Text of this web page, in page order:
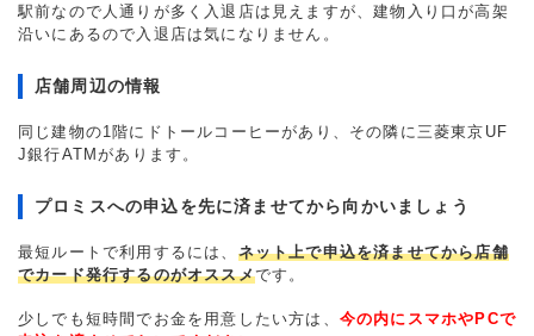
駅前なので人通りが多く入退店は見えますが、建物入り口が高架
沿いにあるので入退店は気になりません。
店舗周辺の情報
同じ建物の1階にドトールコーヒーがあり、その隣に三菱東京UF
J銀行ATMがあります。
プロミスへの申込を先に済ませてから向かいましょう
最短ルートで利用するには、 ネット上で申込を済ませてから店舗
でカード発行するのがオススメです。
少しでも短時間でお金を用意したい方は、 今の内にスマホやPCで